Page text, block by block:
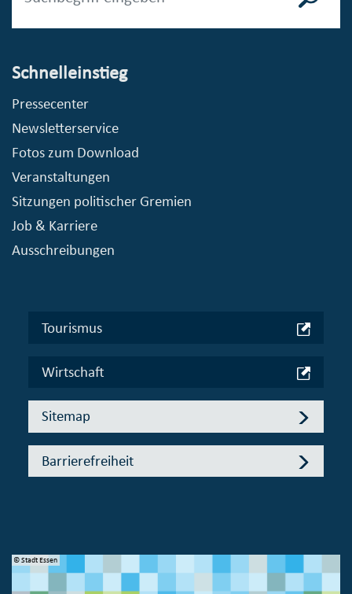
Schnelleinstieg
Pressecenter
Newsletterservice
Fotos zum Download
Veranstaltungen
Sitzungen politischer Gremien
Job & Karriere
Ausschreibungen
Tourismus
Wirtschaft
Sitemap
Barrierefreiheit
© Stadt Essen